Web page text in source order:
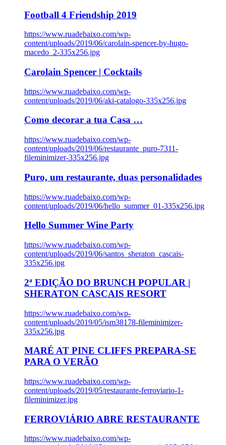
Football 4 Friendship 2019
https://www.ruadebaixo.com/wp-
content/uploads/2019/06/carolain-spencer-by-hugo-
macedo_2-335x256.jpg
Carolain Spencer | Cocktails
https://www.ruadebaixo.com/wp-
content/uploads/2019/06/aki-catalogo-335x256.jpg
Como decorar a tua Casa …
https://www.ruadebaixo.com/wp-
content/uploads/2019/06/restaurante_puro-7311-
fileminimizer-335x256.jpg
Puro, um restaurante, duas personalidades
https://www.ruadebaixo.com/wp-
content/uploads/2019/06/hello_summer_01-335x256.jpg
Hello Summer Wine Party
https://www.ruadebaixo.com/wp-
content/uploads/2019/06/santos_sheraton_cascais-
335x256.jpg
2ª EDIÇÃO DO BRUNCH POPULAR |
SHERATON CASCAIS RESORT
https://www.ruadebaixo.com/wp-
content/uploads/2019/05/ism38178-fileminimizer-
335x256.jpg
MARÉ AT PINE CLIFFS PREPARA-SE
PARA O VERÃO
https://www.ruadebaixo.com/wp-
content/uploads/2019/05/restaurante-ferroviario-1-
fileminimizer.jpg
FERROVIÁRIO ABRE RESTAURANTE
https://www.ruadebaixo.com/wp-